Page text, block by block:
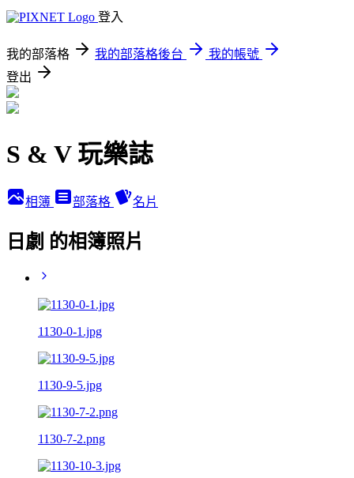
登入
我的部落格 我的部落格後台
我的帳號
登出
S & V 玩樂誌
相簿 部落格 名片
日劇 的相簿照片
1130-0-1.jpg
1130-9-5.jpg
1130-7-2.png